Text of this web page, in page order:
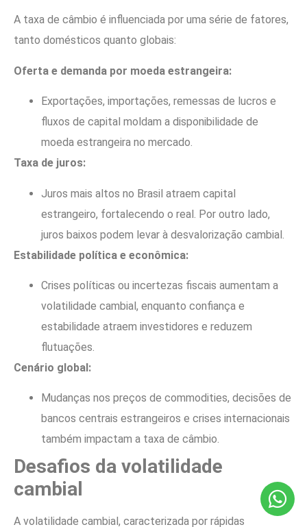
A taxa de câmbio é influenciada por uma série de fatores,
tanto domésticos quanto globais:
Oferta e demanda por moeda estrangeira:
Exportações, importações, remessas de lucros e
fluxos de capital moldam a disponibilidade de
moeda estrangeira no mercado.
Taxa de juros:
Juros mais altos no Brasil atraem capital
estrangeiro, fortalecendo o real. Por outro lado,
juros baixos podem levar à desvalorização cambial.
Estabilidade política e econômica:
Crises políticas ou incertezas fiscais aumentam a
volatilidade cambial, enquanto confiança e
estabilidade atraem investidores e reduzem
flutuações.
Cenário global:
Mudanças nos preços de commodities, decisões de
bancos centrais estrangeiros e crises internacionais
também impactam a taxa de câmbio.
Desafios da volatilidade
cambial
A volatilidade cambial, caracterizada por rápidas